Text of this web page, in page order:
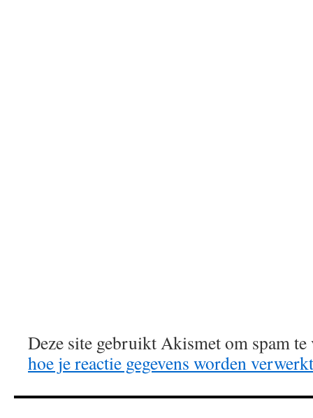
Deze site gebruikt Akismet om spam
hoe je reactie gegevens worden verwerkt